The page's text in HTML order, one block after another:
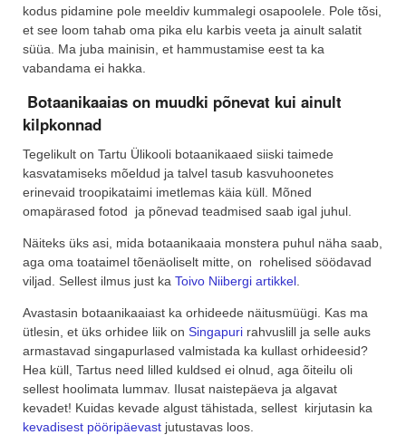
kodus pidamine pole meeldiv kummalegi osapoolele. Pole tõsi,
et see loom tahab oma pika elu karbis veeta ja ainult salatit
süüa. Ma juba mainisin, et hammustamise eest ta ka
vabandama ei hakka.
Botaanikaaias on muudki põnevat kui ainult
kilpkonnad
Tegelikult on Tartu Ülikooli botaanikaaed siiski taimede
kasvatamiseks mõeldud ja talvel tasub kasvuhoonetes
erinevaid troopikataimi imetlemas käia küll. Mõned
omapärased fotod ja põnevad teadmised saab igal juhul.
Näiteks üks asi, mida botaanikaaia monstera puhul näha saab,
aga oma toataimel tõenäoliselt mitte, on rohelised söödavad
viljad. Sellest ilmus just ka Toivo Niibergi artikkel
Avastasin botaanikaaiast ka orhideede näitusmüügi. Kas ma
ütlesin, et üks orhidee liik on Singapuri rahvuslill ja selle auks
armastavad singapurlased valmistada ka kullast orhideesid?
Hea küll, Tartus need lilled kuldsed ei olnud, aga õiteilu oli
sellest hoolimata lummav. Ilusat naistepäeva ja algavat
kevadet! Kuidas kevade algust tähistada, sellest kirjutasin ka
kevadisest pööripäevast jutustavas loos.